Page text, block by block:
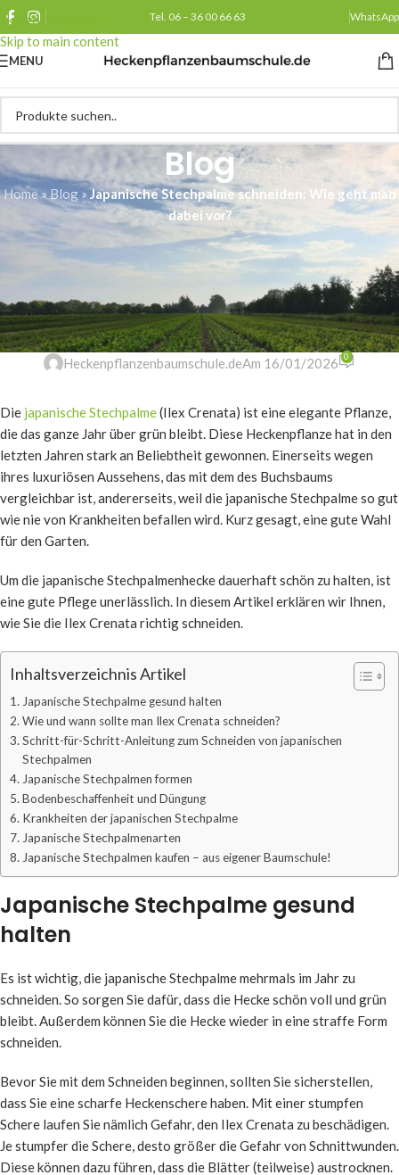
Skip to navigation
Skip to main content
Tel. 06 – 36 00 66 63 WhatsApp
MENU
Blog
Home»Blog»Japanische Stechpalme schneiden: Wie geht man
dabei vor?
PFLEGE
Japanische Stechpalme
schneiden: Wie geht man dabei
vor?
Heckenpflanzenbaumschule.deAm 16/01/2026 0
Die japanische Stechpalme(Ilex Crenata) ist eine elegante Pflanze,
die das ganze Jahr über grün bleibt. Diese Heckenpflanze hat in den
letzten Jahren stark an Beliebtheit gewonnen. Einerseits wegen
ihres luxuriösen Aussehens, das mit dem des Buchsbaums
vergleichbar ist, andererseits, weil die japanische Stechpalme so gut
wie nie von Krankheiten befallen wird. Kurz gesagt, eine gute Wahl
für den Garten.
Um die japanische Stechpalmenhecke dauerhaft schön zu halten, ist
eine gute Pflege unerlässlich. In diesem Artikel erklären wir Ihnen,
wie Sie die Ilex Crenata richtig schneiden.
Inhaltsverzeichnis Artikel
Japanische Stechpalme gesund halten
Wie und wann sollte man Ilex Crenata schneiden?
Schritt-für-Schritt-Anleitung zum Schneiden von japanischen
Stechpalmen
Japanische Stechpalmen formen
Bodenbeschaffenheit und Düngung
Krankheiten der japanischen Stechpalme
Japanische Stechpalmenarten
Japanische Stechpalmen kaufen – aus eigener Baumschule!
Japanische Stechpalme gesund
halten
Es ist wichtig, die japanische Stechpalme mehrmals im Jahr zu
schneiden. So sorgen Sie dafür, dass die Hecke schön voll und grün
bleibt. Außerdem können Sie die Hecke wieder in eine straffe Form
schneiden.
Bevor Sie mit dem Schneiden beginnen, sollten Sie sicherstellen,
dass Sie eine scharfe Heckenschere haben. Mit einer stumpfen
Schere laufen Sie nämlich Gefahr, den Ilex Crenata zu beschädigen.
Je stumpfer die Schere, desto größer die Gefahr von Schnittwunden.
Diese können dazu führen, dass die Blätter (teilweise) austrocknen.